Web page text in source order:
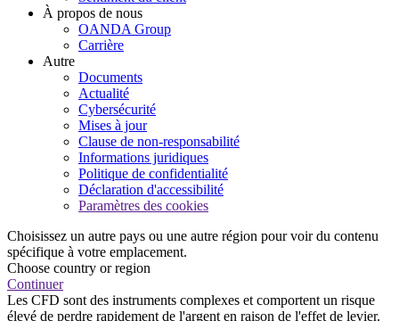
À propos de nous
OANDA Group
Carrière
Autre
Documents
Actualité
Cybersécurité
Mises à jour
Clause de non-responsabilité
Informations juridiques
Politique de confidentialité
Déclaration d'accessibilité
Paramètres des cookies
Choisissez un autre pays ou une autre région pour voir du contenu
spécifique à votre emplacement.
Choose country or region
Continuer
Les CFD sont des instruments complexes et comportent un risque
élevé de perdre rapidement de l'argent en raison de l'effet de levier.